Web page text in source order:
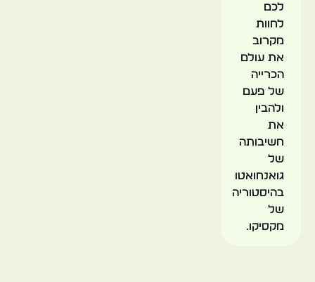
לכם
לחוות
מקרוב
את עולם
הכרייה
של פעם
ולהבין
את
חשיבותה
של
גואנחואטו
בהיסטוריה
של
מקסיקו.